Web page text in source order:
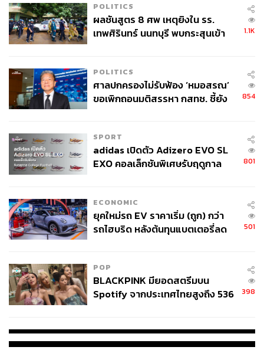
POLITICS
ผลชันสูตร 8 ศพ เหตุยิงใน รร.
เทพศิรินทร์ นนทบุรี พบกระสุนเข้า
1.1K
POLITICS
ศาลปกครองไม่รับฟ้อง ‘หมอสรณ’
ขอเพิกถอนมติสรรหา กสทช. ชี้ยัง
854
SPORT
adidas เปิดตัว Adizero EVO SL
EXO คอลเล็กชันพิเศษรับฤดูกาล
801
ECONOMIC
ยุคใหม่รถ EV ราคาเริ่ม (ถูก) กว่า
รถไฮบริด หลังต้นทุนแบตเตอรี่ลด
501
POP
BLACKPINK มียอดสตรีมบน
Spotify จากประเทศไทยสูงถึง 536
398